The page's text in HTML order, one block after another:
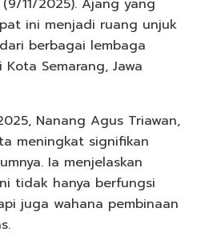
11/2025). Ajang yang
ini menjadi ruang unjuk
berbagai lembaga
Semarang, Jawa
Nanang Agus Triawan,
meningkat signifikan
Ia menjelaskan
tidak hanya berfungsi
juga wahana pembinaan